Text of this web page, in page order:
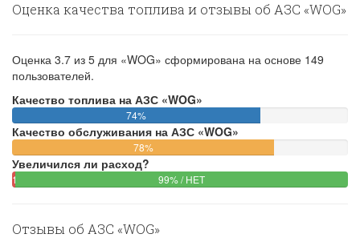
Оценка качества топлива и отзывы об АЗС «WOG»
Оценка 3.7 из 5 для «WOG» сформирована на основе 149
пользователей.
Качество топлива на АЗС «WOG»
74%
Complete
(success)
74%
Качество обслуживания на АЗС «WOG»
78%
Complete
(success)
78%
Увеличился ли расход?
1%
1%
99%
99% / НЕТ
Отзывы об АЗС «WOG»